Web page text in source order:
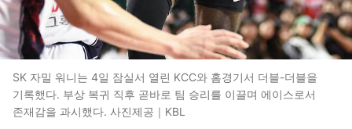
SK 자밀 워니는 4일 잠실서 열린 KCC와 홈경기서 더블-더블을
기록했다. 부상 복귀 직후 곧바로 팀 승리를 이끌며 에이스로서
존재감을 과시했다. 사진제공｜KBL